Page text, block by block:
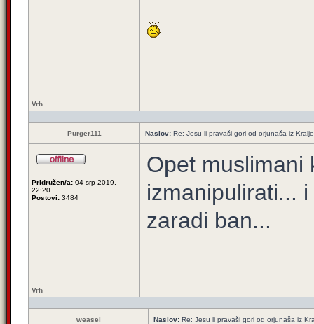
Vrh
Purger111 Naslov: Re: Jesu li pravaši gori od orjunaša iz
Pridružen/a: 04 srp 2019,
22:20
Postovi: 3484
Opet muslimani
izmanipulirati...
zaradi ban...
Vrh
weasel Naslov: Re: Jesu li pravaši gori od orjunaša iz